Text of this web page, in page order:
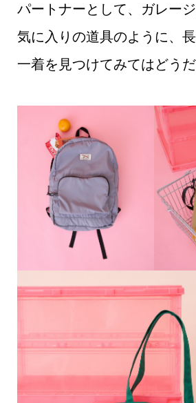
パートナーとして、ガレー
気に入りの道具のように、
一着を見つけてみてはどうだ